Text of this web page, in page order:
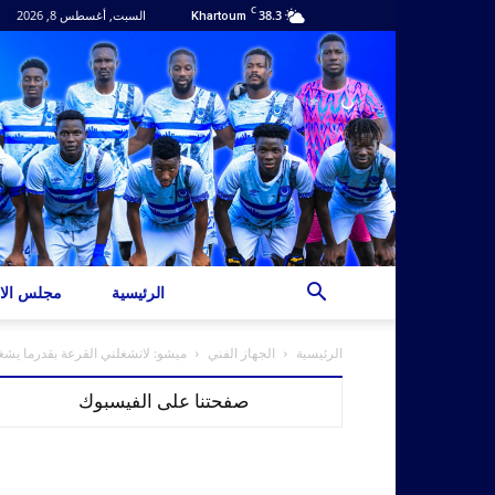
38.3
C
Khartoum السبت, أغسطس 8, 2026
مجلس الرئيسية
الرئيسية الجهاز الفني ميشو: لاتشغلني القرعة بقدرما
صفحتنا على الفيسبوك